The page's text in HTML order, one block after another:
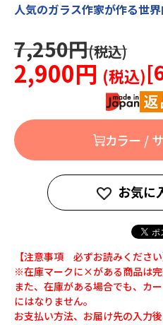
人気のガラス作家が作る世
7,250円
2,900円 [
カラー /
お気に
【注意事項 必ずお読みください
※在庫マークに×がある商品は完
また、在庫がある場合でも、カ
にはなりません。
お支払い方法、お届け先の入力